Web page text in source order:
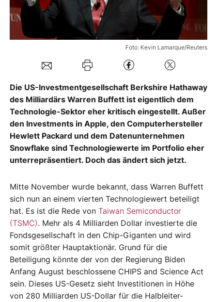
Mein Konto
Folgen Sie uns
Kontakt
Foto: Kevin Lamarque/Reuters
Die US-Investmentgesellschaft Berkshire Hathaway
des Milliardärs Warren Buffett ist eigentlich dem
Technologie-Sektor eher kritisch eingestellt. Außer
den Investments in Apple, den Computerhersteller
Hewlett Packard und dem Datenunternehmen
Snowflake sind Technologiewerte im Portfolio eher
unterrepräsentiert. Doch das ändert sich jetzt.
Mitte November wurde bekannt, dass Warren Buffett
sich nun an einem vierten Technologiewert beteiligt
hat. Es ist die Rede von Taiwan Semiconductor
(TSMC). Mehr als 4 Milliarden Dollar investierte die
Fondsgesellschaft in den Chip-Giganten und wird
somit größter Hauptaktionär. Grund für die
Beteiligung könnte der von der Regierung Biden
Anfang August beschlossene CHIPS and Science Act
sein. Dieses US-Gesetz sieht Investitionen in Höhe
von 280 Milliarden US-Dollar für die Halbleiter-